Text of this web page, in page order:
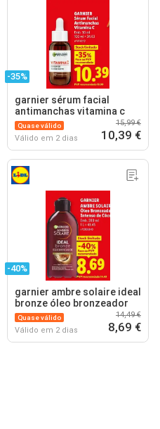
-35%
garnier sérum facial
antimanchas vitamina c
Quase válido
Válido em 2 dias
15,99 €
10,39 €
-40%
garnier ambre solaire ideal
bronze óleo bronzeador
Quase válido
Válido em 2 dias
14,49 €
8,69 €